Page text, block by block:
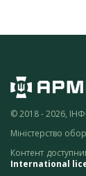
© 2018 - 2026,
Міністерство
Контент
International